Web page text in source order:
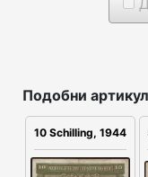
Подобни
10 Schilling, 1944